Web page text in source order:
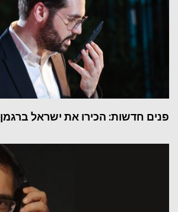
פנים חדשות: הכירו את ישראל ברגמן